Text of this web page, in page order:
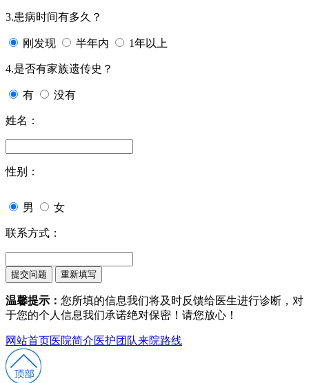
3.患病时间有多久？
刚发现 半年内 1年以上
4.是否有家族遗传史？
有 没有
姓名：
性别：
男 女
联系方式：
温馨提示： 您所填的信息我们将及时反馈给医生进行诊断，对
于您的个人信息我们承诺绝对保密！请您放心！
网站首页医院简介医护团队来院路线